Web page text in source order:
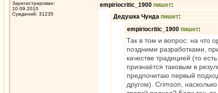
Зарегистрирован:
10.09.2010
Суждений: 31235
empiriocritic_1900 пишет:
Дедушка Чунда пишет:
empiriocritic_1900 пишет:
Так в том и вопрос: на что
поздними разработками,
качестве традицией (то
признаётся таковым в
предпочитаю первый
другом). Crimson,